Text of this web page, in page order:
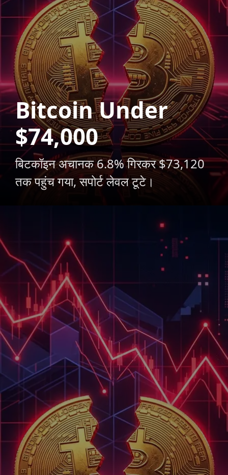
Bitcoin Under
$74,000
बिटकॉइन अचानक 6.8% गिरकर $73,120
तक पहुंच गया, सपोर्ट लेवल टूटे।